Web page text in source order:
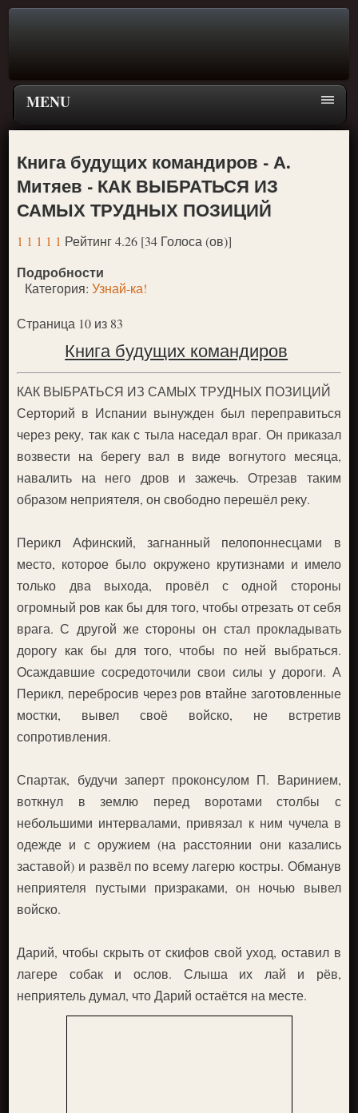
MENU
Главная страница
Поиск
ПЕРЕЙТИ К ГЛАВНОМУ МЕНЮ СКАЗОК
Книга будущих командиров - А.
Митяев - КАК ВЫБРАТЬСЯ ИЗ
САМЫХ ТРУДНЫХ ПОЗИЦИЙ
1 1 1 1 1 Рейтинг 4.26 [34 Голоса (ов)]
Подробности
Категория:Узнай-ка!
Страница 10 из 83
Книга будущих командиров
КАК ВЫБРАТЬСЯ ИЗ САМЫХ ТРУДНЫХ ПОЗИЦИЙ
Серторий в Испании вынужден был переправиться
через реку, так как с тыла наседал враг. Он приказал
возвести на берегу вал в виде вогнутого месяца,
навалить на него дров и зажечь. Отрезав таким
образом неприятеля, он свободно перешёл реку.
Перикл Афинский, загнанный пелопоннесцами в
место, которое было окружено крутизнами и имело
только два выхода, провёл с одной стороны
огромный ров как бы для того, чтобы отрезать от себя
врага. С другой же стороны он стал прокладывать
дорогу как бы для того, чтобы по ней выбраться.
Осаждавшие сосредоточили свои силы у дороги. А
Перикл, перебросив через ров втайне заготовленные
мостки, вывел своё войско, не встретив
сопротивления.
Спартак, будучи заперт проконсулом П. Варинием,
воткнул в землю перед воротами столбы с
небольшими интервалами, привязал к ним чучела в
одежде и с оружием (на расстоянии они казались
заставой) и развёл по всему лагерю костры. Обманув
неприятеля пустыми призраками, он ночью вывел
войско.
Дарий, чтобы скрыть от скифов свой уход, оставил в
лагере собак и ослов. Слыша их лай и рёв,
неприятель думал, что Дарий остаётся на месте.